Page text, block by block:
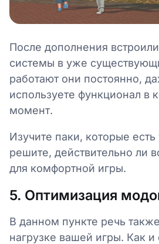
После дополнения
системы в уже
работают они постоянно,
используете функционал в
момент.
Изучите паки, которые
решите, действительно ли
для комфортной игры.
5. Оптимизация
В данном пункте речь
нагрузке вашей игры. Как